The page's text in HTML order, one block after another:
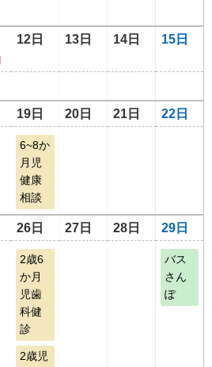
12日 13日 14日 15日
19日 20日 21日 22日
6~8か
月児
健康
相談
26日 27日 28日 29日
2歳6
か月
児歯
科健
診
バス
さん
ぽ
2歳児